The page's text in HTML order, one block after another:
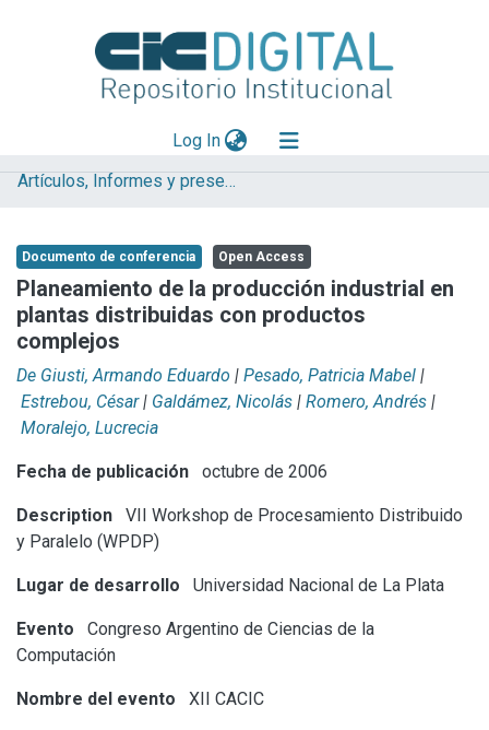
Log In(current)
Explorar
Aportar material
Statistics
Artículos, Informes y presentaciones en Congresos (UNLP)
Documento de conferencia Open Access
Planeamiento de la producción industrial en
plantas distribuidas con productos
complejos
De Giusti, Armando Eduardo | Pesado, Patricia Mabel |
Estrebou, César | Galdámez, Nicolás | Romero, Andrés |
Moralejo, Lucrecia
Fecha de publicación octubre de 2006
Description
VII Workshop de Procesamiento Distribuido
y Paralelo (WPDP)
Lugar de desarrollo Universidad Nacional de La Plata
Evento
Congreso Argentino de Ciencias de la
Computación
Nombre del evento XII CACIC